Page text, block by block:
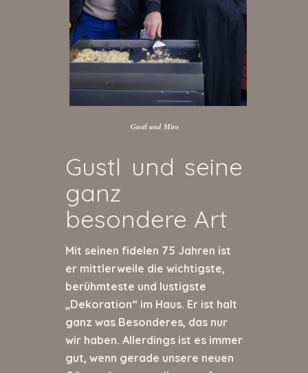
Gustl und Miro
Gustl und seine
ganz
besondere Art
Mit seinen fidelen 75 Jahren ist
er mittlerweile die wichtigste,
berühmteste und lustigste
„Dekoration“ im Haus. Er ist halt
ganz was Besonderes, das nur
wir haben. Allerdings ist es immer
gut, wenn gerade unsere neuen